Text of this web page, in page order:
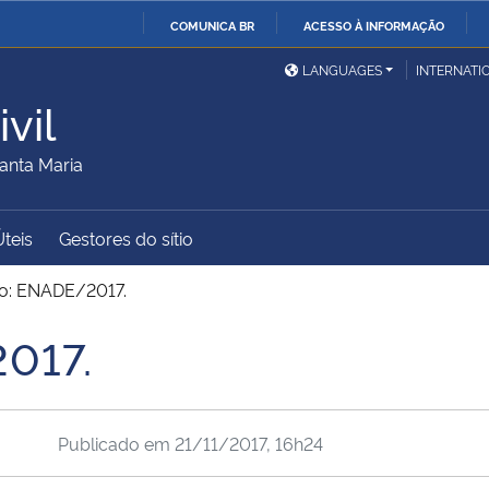
COMUNICA BR ACESSO À INFORMAÇÃO
Ministério da Defesa
Ministério das Relações
Exteriores
Ministério da Cidadania
Ministério do
Desenvolvimento Regional
Advocacia-Geral da União
LANGUAGES
Maria
Gestores do sítio
ENADE/2017.
Publicado em 21/11/2017, 16h24